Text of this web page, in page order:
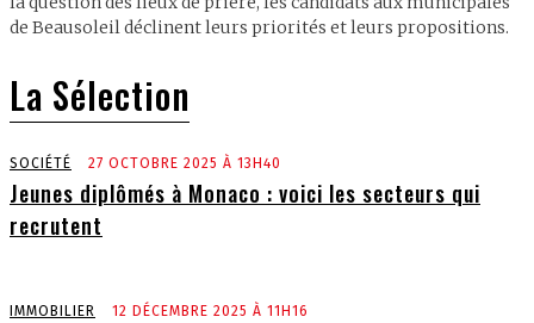
de Beausoleil déclinent leurs priorités et leurs propositions.
La Sélection
SOCIÉTÉ 27 OCTOBRE 2025 À 13H40
Jeunes diplômés à Monaco : voici les secteurs qui
recrutent
IMMOBILIER 12 DÉCEMBRE 2025 À 11H16